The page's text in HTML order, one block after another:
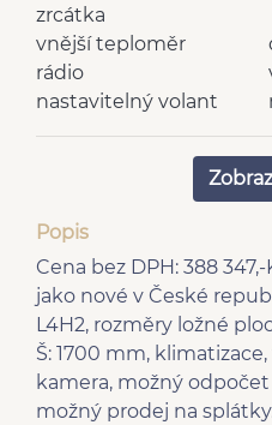
zrcátka
vnější teploměr
rádio
nastavitelný volant
vyhřívaná zrcátka
výškově nastavitelné
bluetooth
el. přední okna
boční posuvné dveře
Parkovací kamera
Start-stop systém
Android Auto
Apple CarPlay
Popis
Cena bez DPH: 388
jako nové v České
L4H2, rozměry ložné
Š: 1700 mm,
kamera, možný
možný prodej na